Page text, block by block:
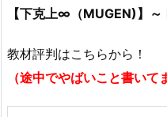
【下克上∞（MUGEN)】
教材評判はこちらから！
（途中でやばいこと書いて